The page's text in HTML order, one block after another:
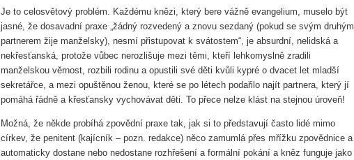
Je to celosvětový problém. Každému knězi, který bere vážně evangelium, muselo být
jasné, že dosavadní praxe „žádný rozvedený a znovu sezdaný (pokud se svým druhým
partnerem žije manželsky), nesmí přistupovat k svátostem“, je absurdní, nelidská a
nekřesťanská, protože vůbec nerozlišuje mezi těmi, kteří lehkomyslně zradili
manželskou věrnost, rozbili rodinu a opustili své děti kvůli kypré o dvacet let mladší
sekretářce, a mezi opuštěnou ženou, které se po létech podařilo najít partnera, který jí
pomáhá řádně a křesťansky vychovávat děti. To přece nelze klást na stejnou úroveň!
Možná, že někde probíhá zpovědní praxe tak, jak si to představují často lidé mimo
církev, že penitent (kajícník – pozn. redakce) něco zamumlá přes mřížku zpovědnice a
automaticky dostane nebo nedostane rozhřešení a formální pokání a kněz funguje jako